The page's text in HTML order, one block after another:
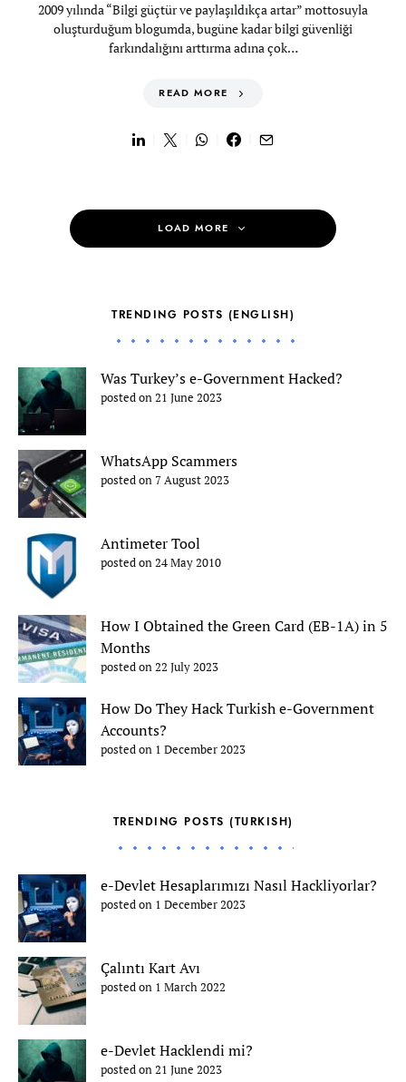
2009 yılında “Bilgi güçtür ve paylaşıldıkça artar” mottosuyla
oluşturduğum blogumda, bugüne kadar bilgi güvenliği
farkındalığını arttırma adına çok…
READ MORE
LOAD MORE
TRENDING POSTS (ENGLISH)
Was Turkey’s e-Government Hacked?
posted on 21 June 2023
WhatsApp Scammers
posted on 7 August 2023
Antimeter Tool
posted on 24 May 2010
How I Obtained the Green Card (EB-1A) in 5
Months
posted on 22 July 2023
How Do They Hack Turkish e-Government
Accounts?
posted on 1 December 2023
TRENDING POSTS (TURKISH)
e-Devlet Hesaplarımızı Nasıl Hackliyorlar?
posted on 1 December 2023
Çalıntı Kart Avı
posted on 1 March 2022
e-Devlet Hacklendi mi?
posted on 21 June 2023